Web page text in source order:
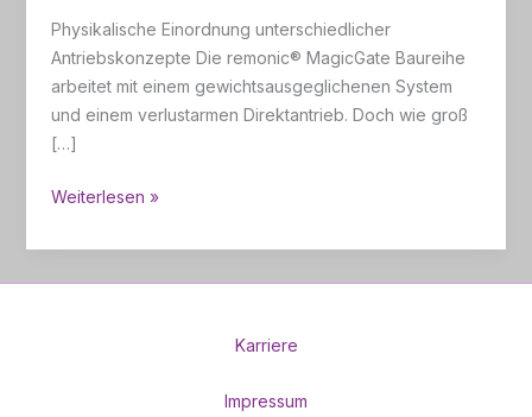
Physikalische Einordnung unterschiedlicher
Antriebskonzepte Die remonic® MagicGate Baureihe
arbeitet mit einem gewichtsausgeglichenen System
und einem verlustarmen Direktantrieb. Doch wie groß
[…]
Energieeffizienz
Hubtüren
im
Weiterlesen »
Karriere
Impressum